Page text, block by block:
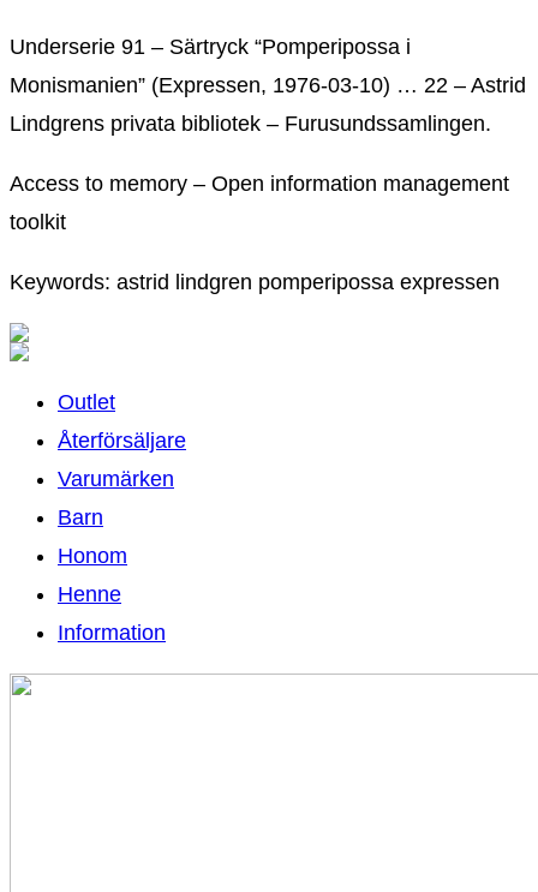
Underserie 91 – Särtryck “Pomperipossa i
Monismanien” (Expressen, 1976-03-10) … 22 – Astrid
Lindgrens privata bibliotek – Furusundssamlingen.
Access to memory – Open information management
toolkit
Keywords: astrid lindgren pomperipossa expressen
Outlet
Återförsäljare
Varumärken
Barn
Honom
Henne
Information